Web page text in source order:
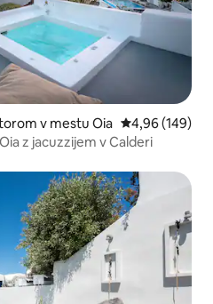
v mestu Oia Povprečna
4,96 (149)
z jacuzzijem v Calderi